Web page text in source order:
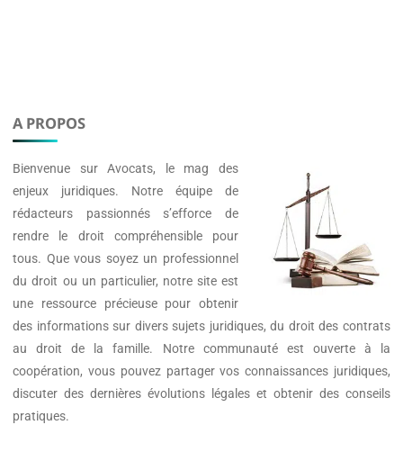
A PROPOS
Bienvenue surAvocats, le mag des
enjeux juridiques. Notre équipe de
rédacteurs passionnés s’efforce de
rendre le droit compréhensible pour
tous. Que vous soyez un professionnel
du droit ou un particulier, notre site est
une ressource précieuse pour obtenir
des informations sur divers sujets juridiques, du droit des contrats
au droit de la famille. Notre communauté est ouverte à la
coopération, vous pouvez partager vos connaissances juridiques,
discuter des dernières évolutions légales et obtenir des conseils
pratiques.